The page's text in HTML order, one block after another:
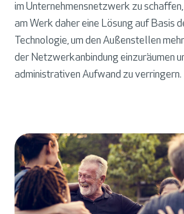
im Unternehmensnetzwerk zu
am Werk daher eine Lösung auf Basis
Technologie, um den Außenstellen
der Netzwerkanbindung einzuräumen
administrativen Aufwand zu verringern.